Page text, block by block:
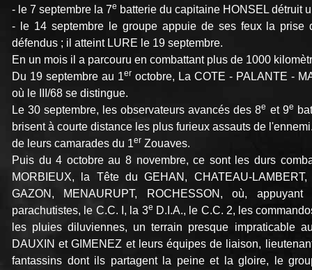
- le 7 septembre la 7e batterie du capitaine HONSEL détruit
- le 14 septembre le groupe appuie de ses feux la prise
défendus ; il atteint LURE le 19 septembre.
En un mois il a parcouru en combattant plus de 1000
Du 19 septembre au 1er octobre, La COTE - PALANTE -
où le III/68 se distingue.
Le 30 septembre, les observateurs avancés des 8e et 9e
brisent à courte distance les plus furieux assauts de
de leurs camarades du 1er Zouaves.
Puis du 4 octobre au 8 novembre, ce sont les durs
MORBIEUX, la Tête du GEHAN, CHATEAU-
GAZON, MENAURUPT, ROCHESSON, où,
parachutistes, le C.C. I, la 3e D.I.A., le C.C. 2, les
les pluies diluviennes, un terrain presque impraticable
DAUXIN et GIMENEZ et leurs équipes de liaison,
fantassins dont ils partagent la peine et la gloire, le